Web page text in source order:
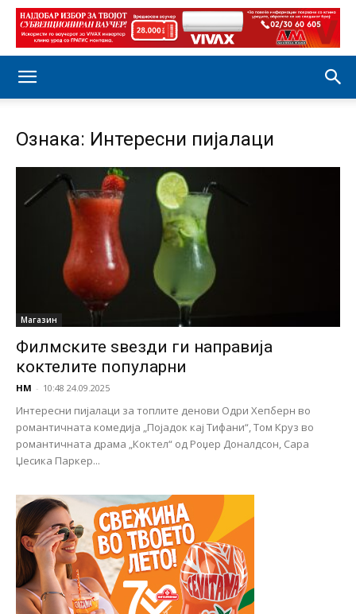
Ознака: Интересни пијалаци
Магазин
Филмските ѕвезди ги направија
коктелите популарни
НМ - 10:48 24.09.2025
Интересни пијалаци за топлите денови Одри Хепберн во
романтичната комедија „Појадок кај Тифани“, Том Круз во
романтичната драма „Коктел“ од Роџер Доналдсон, Сара
Џесика Паркер...